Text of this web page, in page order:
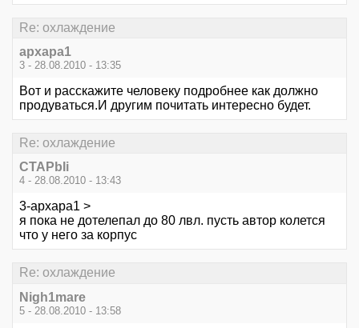
Re: охлаждение
архара1
3 - 28.08.2010 - 13:35
Вот и расскажите человеку подробнее как должно
продуваться.И другим почитать интересно будет.
Re: охлаждение
CTAPbIi
4 - 28.08.2010 - 13:43
3-архара1 >
я пока не дотелепал до 80 лвл. пусть автор колется
что у него за корпус
Re: охлаждение
Nigh1mare
5 - 28.08.2010 - 13:58